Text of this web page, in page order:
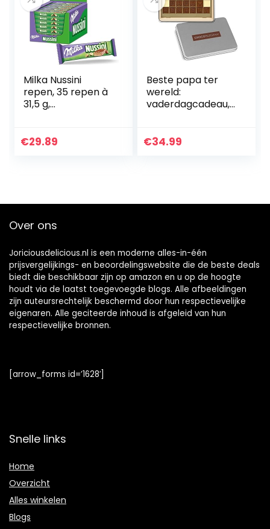
Milka Nussini
repen, 35 repen à
31,5 g,
chocoladecoating
€29.89
Beste papa ter
wereld:
vaderdagcadeau,
vader, vader,
€34.99
Over ons
Joriciousdelicious.nl is een moderne alles-in-één
prijsvergelijkings- en beoordelingswebsite die de beste deals
biedt die beschikbaar zijn op amazon en u op de hoogte
houdt via de laatst toegevoegde blogs. Alle afbeeldingen
zijn auteursrechtelijk beschermd door hun respectievelijke
eigenaren. Alle geciteerde inhoud is afgeleid van hun
respectievelijke bronnen.
[arrow_forms id=’1628′]
Snelle links
Home
Overzicht
Alles winkelen
Blogs